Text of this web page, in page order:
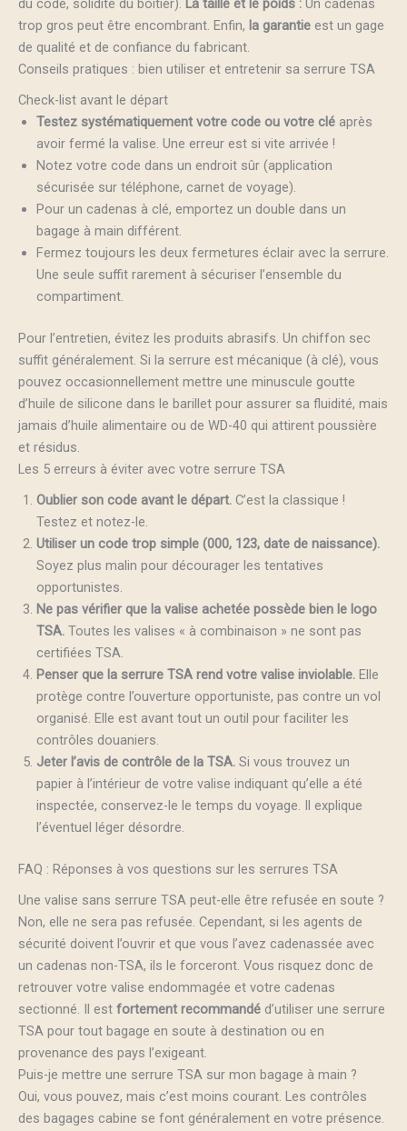
du code, solidité du boîtier). La taille et le poids : Un cadenas
trop gros peut être encombrant. Enfin, la garantie est un gage
de qualité et de confiance du fabricant.
Conseils pratiques : bien utiliser et entretenir sa serrure TSA
Check-list avant le départ
Testez systématiquement votre code ou votre clé après
avoir fermé la valise. Une erreur est si vite arrivée !
Notez votre code dans un endroit sûr (application
sécurisée sur téléphone, carnet de voyage).
Pour un cadenas à clé, emportez un double dans un
bagage à main différent.
Fermez toujours les deux fermetures éclair avec la serrure.
Une seule suffit rarement à sécuriser l’ensemble du
compartiment.
Pour l’entretien, évitez les produits abrasifs. Un chiffon sec
suffit généralement. Si la serrure est mécanique (à clé), vous
pouvez occasionnellement mettre une minuscule goutte
d’huile de silicone dans le barillet pour assurer sa fluidité, mais
jamais d’huile alimentaire ou de WD-40 qui attirent poussière
et résidus.
Les 5 erreurs à éviter avec votre serrure TSA
Oublier son code avant le départ. C’est la classique !
Testez et notez-le.
Utiliser un code trop simple (000, 123, date de naissance).
Soyez plus malin pour décourager les tentatives
opportunistes.
Ne pas vérifier que la valise achetée possède bien le logo
TSA. Toutes les valises « à combinaison » ne sont pas
certifiées TSA.
Penser que la serrure TSA rend votre valise inviolable. Elle
protège contre l’ouverture opportuniste, pas contre un vol
organisé. Elle est avant tout un outil pour faciliter les
contrôles douaniers.
Jeter l’avis de contrôle de la TSA. Si vous trouvez un
papier à l’intérieur de votre valise indiquant qu’elle a été
inspectée, conservez-le le temps du voyage. Il explique
l’éventuel léger désordre.
FAQ : Réponses à vos questions sur les serrures TSA
Une valise sans serrure TSA peut-elle être refusée en soute ?
Non, elle ne sera pas refusée. Cependant, si les agents de
sécurité doivent l’ouvrir et que vous l’avez cadenassée avec
un cadenas non-TSA, ils le forceront. Vous risquez donc de
retrouver votre valise endommagée et votre cadenas
sectionné. Il est fortement recommandé d’utiliser une serrure
TSA pour tout bagage en soute à destination ou en
provenance des pays l’exigeant.
Puis-je mettre une serrure TSA sur mon bagage à main ?
Oui, vous pouvez, mais c’est moins courant. Les contrôles
des bagages cabine se font généralement en votre présence.